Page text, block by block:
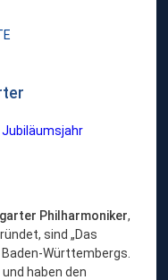
Philharmoniker,
sind „Das
Württembergs.
haben den